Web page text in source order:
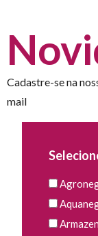
Cadastre-se na
mail